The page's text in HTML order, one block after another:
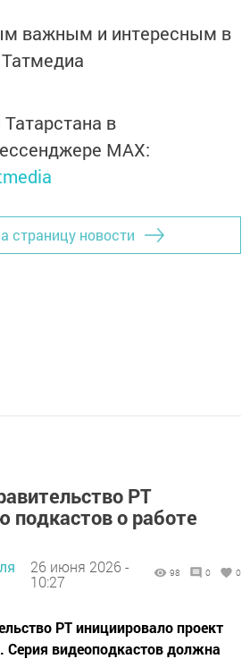
важным и интересным в
Татмедиа
в
MАХ:
страницу новости
РТ
подкастов о работе
26 июня 2026 -
10:27
98 0 0
РТ инициировало проект
Серия видеоподкастов должна